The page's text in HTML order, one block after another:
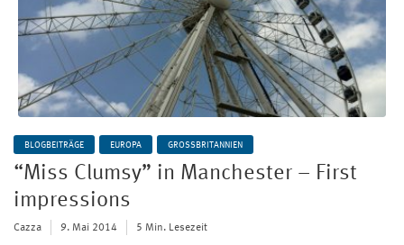
BLOGBEITRÄGE EUROPA GROSSBRITANNIEN
“Miss Clumsy” in Manchester – First
impressions
Cazza 9. Mai 2014 5 Min. Lesezeit